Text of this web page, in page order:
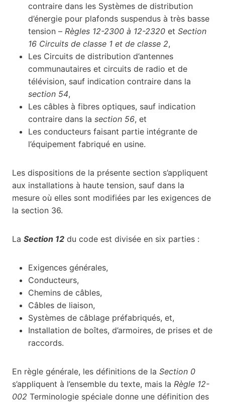
contraire dans les Systèmes de distribution
d’énergie pour plafonds suspendus à très basse
tension – Règles 12-2300 à 12-2320 et Section
16 Circuits de classe 1 et de classe 2,
Les Circuits de distribution d’antennes
communautaires et circuits de radio et de
télévision, sauf indication contraire dans la
section 54,
Les câbles à fibres optiques, sauf indication
contraire dans la section 56, et
Les conducteurs faisant partie intégrante de
l’équipement fabriqué en usine.
Les dispositions de la présente section s’appliquent
aux installations à haute tension, sauf dans la
mesure où elles sont modifiées par les exigences de
la section 36.
La Section 12 du code est divisée en six parties :
Exigences générales,
Conducteurs,
Chemins de câbles,
Câbles de liaison,
Systèmes de câblage préfabriqués, et,
Installation de boîtes, d’armoires, de prises et de
raccords.
En règle générale, les définitions de la Section 0
s’appliquent à l’ensemble du texte, mais la Règle 12-
002 Terminologie spéciale donne une définition des